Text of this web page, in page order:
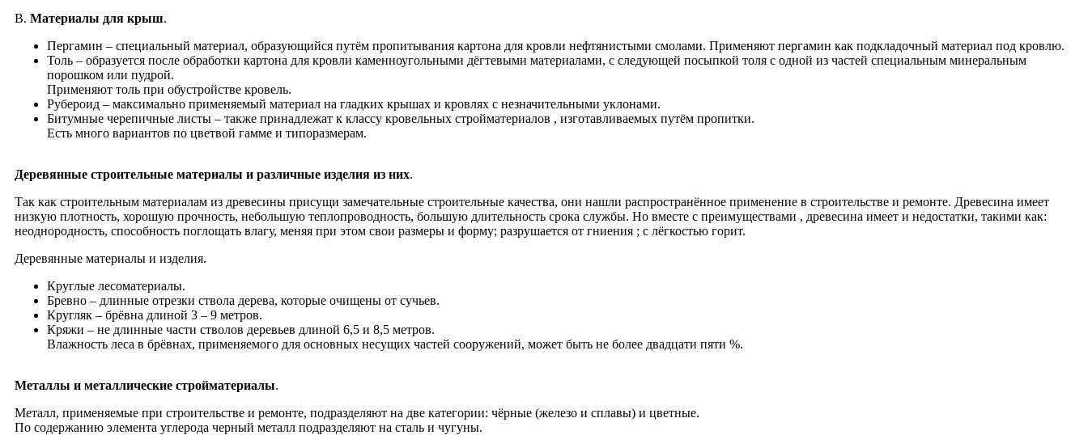
В. Материалы для крыш.
Пергамин – специальный материал, образующийся путём пропитывания картона для кровли нефтянистыми смолами. Применяют пергамин как подкладочный материал под кровлю.
Толь – образуется после обработки картона для кровли каменноугольными дёгтевыми материалами, с следующей посыпкой толя с одной из частей специальным минеральным
порошком или пудрой.
Применяют толь при обустройстве кровель.
Рубероид – максимально применяемый материал на гладких крышах и кровлях с незначительными уклонами.
Битумные черепичные листы – также принадлежат к классу кровельных стройматериалов , изготавливаемых путём пропитки.
Есть много вариантов по цветвой гамме и типоразмерам.
Деревянные строительные материалы и различные изделия из них.
Так как строительным материалам из древесины присущи замечательные строительные качества, они нашли распространённое применение в строительстве и ремонте. Древесина имеет
низкую плотность, хорошую прочность, небольшую теплопроводность, большую длительность срока службы. Но вместе с преимуществами , древесина имеет и недостатки, такими как:
неоднородность, способность поглощать влагу, меняя при этом свои размеры и форму; разрушается от гниения ; с лёгкостью горит.
Деревянные материалы и изделия.
Круглые лесоматериалы.
Бревно – длинные отрезки ствола дерева, которые очищены от сучьев.
Кругляк – брёвна длиной 3 – 9 метров.
Кряжи – не длинные части cтволов деревьев длиной 6,5 и 8,5 метров.
Влажность леса в брёвнах, применяемого для основных несущих частей сооружений, может быть не более двадцати пяти %.
Металлы и металлические стройматериалы.
Металл, применяемые при строительстве и ремонте, подразделяют на две категории: чёрные (железо и сплавы) и цветные.
По содержанию элемента углерода черный металл подразделяют на сталь и чугуны.